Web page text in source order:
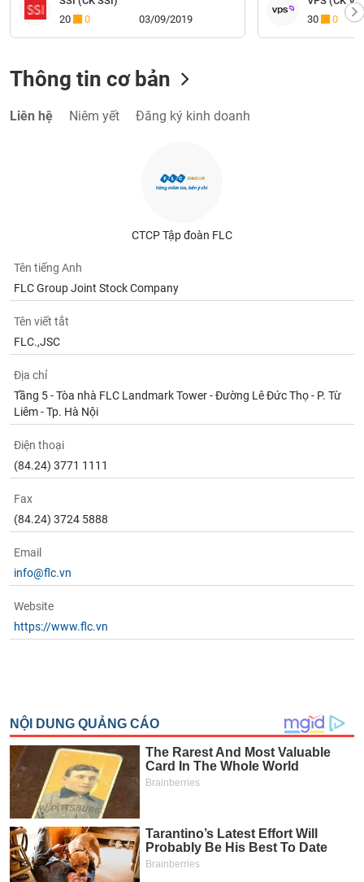
20
0 03/09/2019
30
0
Thông tin cơ bản
Liên hệ Niêm yết Đăng ký kinh doanh
CTCP Tập đoàn FLC
Tên tiếng Anh
FLC Group Joint Stock Company
Tên viết tắt
FLC.,JSC
Địa chỉ
Tầng 5 - Tòa nhà FLC Landmark Tower - Đường Lê Đức Thọ - P. Từ
Liêm - Tp. Hà Nội
Điện thoại
(84.24) 3771 1111
Fax
(84.24) 3724 5888
Email
info@flc.vn
Website
https://www.flc.vn